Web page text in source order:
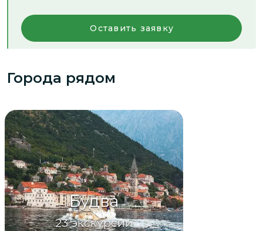
Оставить заявку
Города рядом
Будва
23 экскурсии